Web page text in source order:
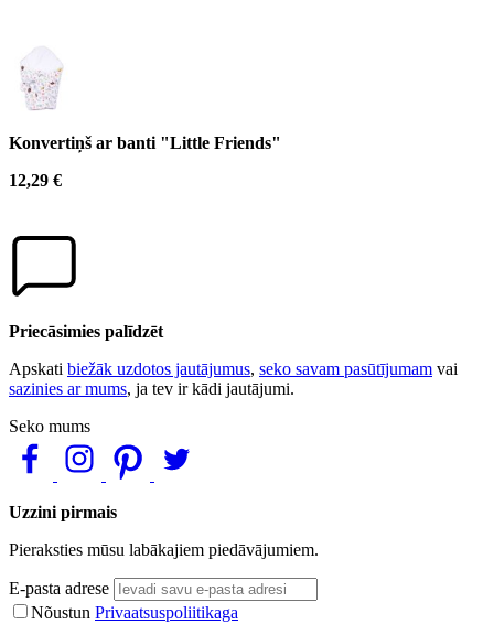
Konvertiņš ar banti "Little Friends"
12,29 €
Priecāsimies palīdzēt
Apskati biežāk uzdotos jautājumus, seko savam pasūtījumam vai
sazinies ar mums, ja tev ir kādi jautājumi.
Seko mums
Uzzini pirmais
Pieraksties mūsu labākajiem piedāvājumiem.
E-pasta adrese
Nõustun Privaatsuspoliitikaga